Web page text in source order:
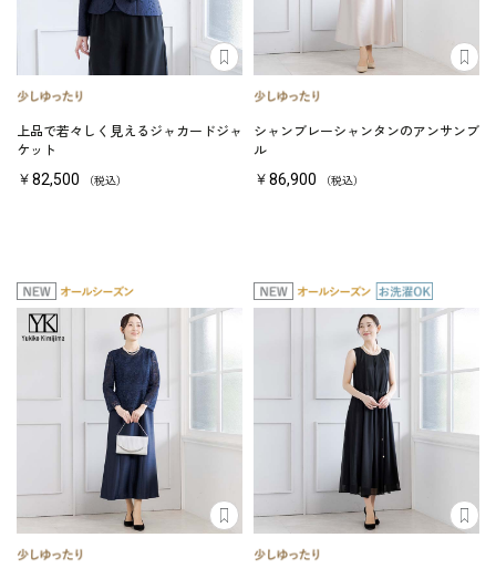
上品で若々しく見えるジャカードジャ
ケット
￥82,500 （税込）
シャンブレーシャンタンのアンサンブ
ル
￥86,900 （税込）